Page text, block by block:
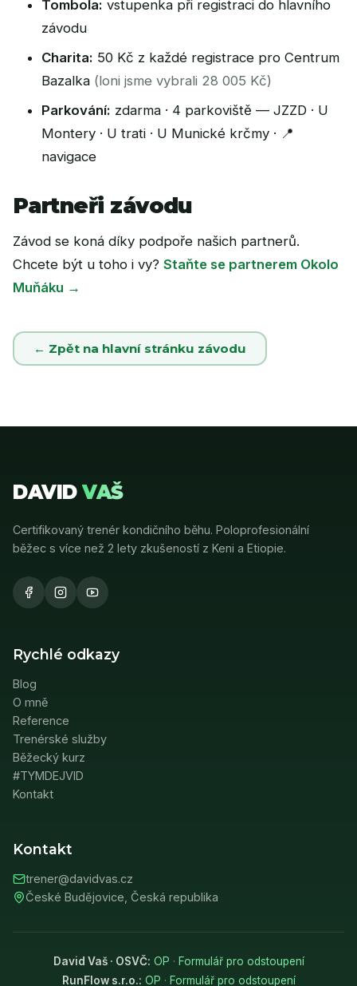
Tombola: vstupenka při registraci do hlavního
závodu
Charita: 50 Kč z každé registrace pro Centrum
Bazalka (loni jsme vybrali 28 005 Kč)
Parkování: zdarma · 4 parkoviště — JZZD · U
Montery · U trati · U Munické krčmy · 📍
navigace
Partneři závodu
Závod se koná díky podpoře našich partnerů.
Chcete být u toho i vy? Staňte se partnerem Okolo
Muňáku →
← Zpět na hlavní stránku závodu
DAVIDVAŠ
Certifikovaný trenér kondičního běhu. Poloprofesionální
běžec s více než 2 lety zkušeností z Keni a Etiopie.
Rychlé odkazy
Blog
O mně
Reference
Trenérské služby
Běžecký kurz
#TYMDEJVID
Kontakt
Kontakt
trener@davidvas.cz
České Budějovice, Česká republika
David Vaš · OSVČ: OP · Formulář pro odstoupení
RunFlow s.r.o.: OP · Formulář pro odstoupení